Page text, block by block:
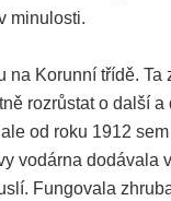
minulosti.
Korunní třídě. Ta
rozrůstat o další a
od roku 1912
vodárna dodávala
Fungovala